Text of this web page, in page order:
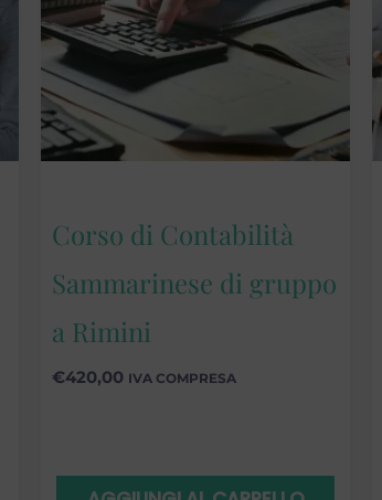
Corso di Contabilità
Sammarinese di gruppo
a Rimini
€420,00 IVA COMPRESA